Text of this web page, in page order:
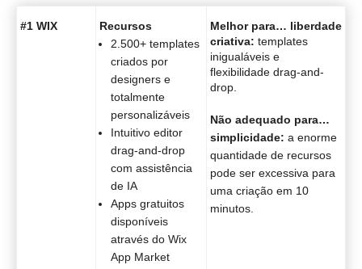
#1 WIX
Recursos
2.500+ templates
criados por
designers e
totalmente
personalizáveis
Intuitivo editor
drag-and-drop
com assistência
de IA
Apps gratuitos
disponíveis
através do Wix
App Market
Melhor para… liberdade
criativa: templates
inigualáveis e
flexibilidade drag-and-
drop.
Não adequado para…
simplicidade: a enorme
quantidade de recursos
pode ser excessiva para
uma criação em 10
minutos.